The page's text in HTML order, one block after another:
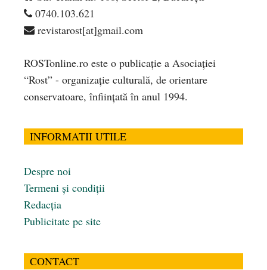
0740.103.621
revistarost[at]gmail.com
ROSTonline.ro este o publicaţie a Asociaţiei
“Rost” - organizaţie culturală, de orientare
conservatoare, înfiinţată în anul 1994.
INFORMATII UTILE
Despre noi
Termeni și condiții
Redacția
Publicitate pe site
CONTACT